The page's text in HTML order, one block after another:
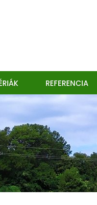
REFERENCIA